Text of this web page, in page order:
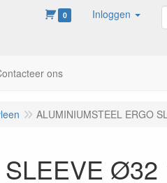
0 Inloggen
ons
ALUMINIUMSTEEL ERGO